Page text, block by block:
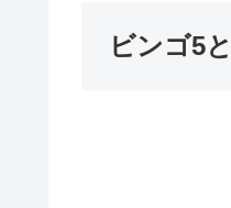
ビンゴ5